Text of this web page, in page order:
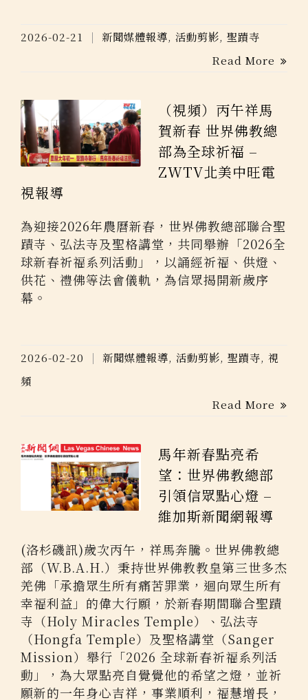
2026-02-21 新聞媒體報導, 活動剪影, 聖蹟寺
Read More
（視頻）丙午祥馬
賀新春 世界佛教總
部為全球祈福 –
ZWTV北美中旺電
視報導
為迎接2026年農曆新春，世界佛教總部聯合聖
蹟寺、弘法寺及聖格講堂，共同舉辦「2026全
球新春祈福系列活動」，以誦經祈福、供燈、
供花、禮佛等法會儀軌，為信眾揭開新歲序
幕。
2026-02-20 新聞媒體報導, 活動剪影, 聖蹟寺, 視
頻
Read More
馬年新春點亮希
望：世界佛教總部
引領信眾點心燈 –
維加斯新聞網報導
(洛杉磯訊)歲次丙午，祥馬奔騰。世界佛教總
部（W.B.A.H.）秉持世界佛教教皇第三世多杰
羌佛「承擔眾生所有痛苦罪業，迴向眾生所有
幸福利益」的偉大行願，於新春期間聯合聖蹟
寺（Holy Miracles Temple）、弘法寺
（Hongfa Temple）及聖格講堂（Sanger
Mission）舉行「2026 全球新春祈福系列活
動」，為大眾點亮自覺覺他的希望之燈，並祈
願新的一年身心吉祥，事業順利，福慧增長，